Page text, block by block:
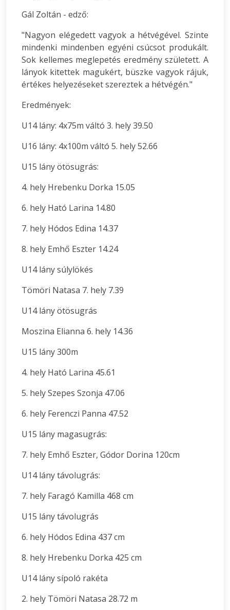
Gál Zoltán - edző:
"Nagyon elégedett vagyok a hétvégével. Szinte
mindenki mindenben egyéni csúcsot produkált.
Sok kellemes meglepetés eredmény született. A
lányok kitettek magukért, büszke vagyok rájuk,
értékes helyezéseket szereztek a hétvégén."
Eredmények:
U14 lány: 4x75m váltó 3. hely 39.50
U16 lány: 4x100m váltó 5. hely 52.66
U15 lány ötösugrás:
4. hely Hrebenku Dorka 15.05
6. hely Ható Larina 14.80
7. hely Hódos Edina 14.37
8. hely Emhő Eszter 14.24
U14 lány súlylökés
Tömöri Natasa 7. hely 7.39
U14 lány ötösugrás
Moszina Elianna 6. hely 14.36
U15 lány 300m
4. hely Ható Larina 45.61
5. hely Szepes Szonja 47.06
6. hely Ferenczi Panna 47.52
U15 lány magasugrás:
7. hely Emhő Eszter, Gódor Dorina 120cm
U14 lány távolugrás:
7. hely Faragó Kamilla 468 cm
U15 lány távolugrás
6. hely Hódos Edina 437 cm
8. hely Hrebenku Dorka 425 cm
U14 lány sípoló rakéta
2. hely Tömöri Natasa 28.72 m